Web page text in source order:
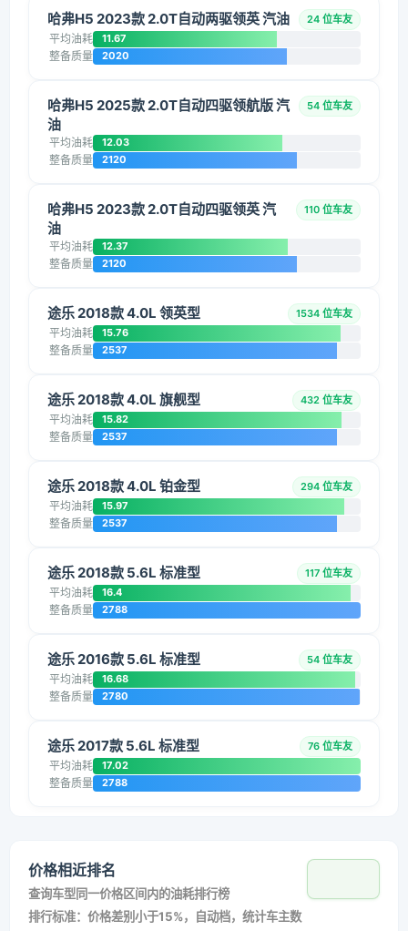
哈弗H5 2023款 2.0T自动两驱领英 汽油 24 位车友
平均油耗 11.67
整备质量 2020
哈弗H5 2025款 2.0T自动四驱领航版 汽
油
54 位车友
平均油耗 12.03
整备质量 2120
哈弗H5 2023款 2.0T自动四驱领英 汽
油
110 位车友
平均油耗 12.37
整备质量 2120
途乐 2018款 4.0L 领英型 1534 位车友
平均油耗 15.76
整备质量 2537
途乐 2018款 4.0L 旗舰型 432 位车友
平均油耗 15.82
整备质量 2537
途乐 2018款 4.0L 铂金型 294 位车友
平均油耗 15.97
整备质量 2537
途乐 2018款 5.6L 标准型 117 位车友
平均油耗 16.4
整备质量 2788
途乐 2016款 5.6L 标准型 54 位车友
平均油耗 16.68
整备质量 2780
途乐 2017款 5.6L 标准型 76 位车友
平均油耗 17.02
整备质量 2788
价格相近排名
查询车型同一价格区间内的油耗排行榜
排行标准：价格差别小于15%，自动档，统计车主数